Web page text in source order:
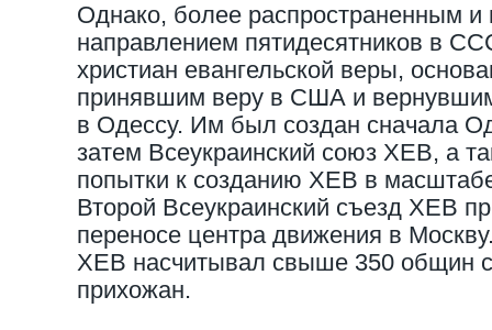
Однако, более распространенным
направлением пятидесятников в
христиан евангельской веры,
принявшим веру в США и
в Одессу. Им был создан сначала
затем Всеукраинский союз ХЕВ, а
попытки к созданию ХЕВ в
Второй Всеукраинский съезд ХЕВ
переносе центра движения в
ХЕВ насчитывал свыше 350 общин
прихожан.